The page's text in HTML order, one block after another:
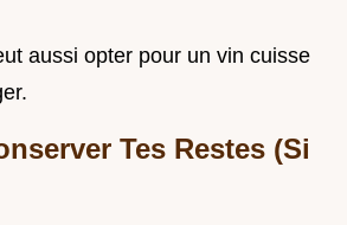
aussi opter pour un vin cuisse
Tes Restes (Si